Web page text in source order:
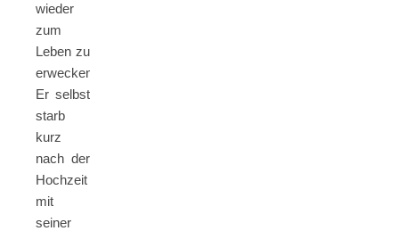
wieder
zum
Leben zu
erwecken.
Er selbst
starb
kurz
nach der
Hochzeit
mit
seiner